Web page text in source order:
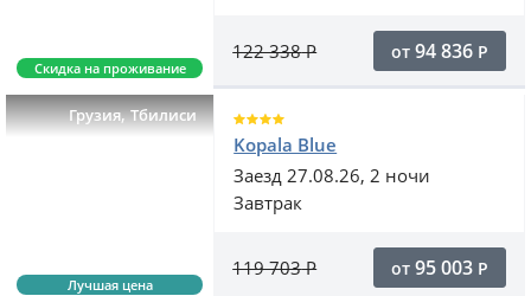
Скидка на проживание
122 338Р от 94 836 Р
Грузия,Тбилиси
Лучшая цена
Kopala Blue
Заезд 27.08.26, 2 ночи
Завтрак
119 703Р от 95 003 Р